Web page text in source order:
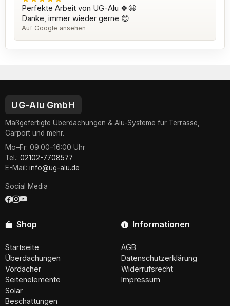
Perfekte Arbeit von UG-Alu 🍀😀
Danke, immer wieder gerne 😊
Auf Google ansehen
UG-Alu GmbH
Maßgefertigte Überdachungen & Alu-Systeme für Terrasse,
Carport und mehr.
Mo–Fr: 09:00–16:00 Uhr
Tel.: 02102-7708577
E-Mail: info@ug-alu.de
Social Media
Shop
Startseite
Überdachungen
Vordächer
Seitenelemente
Solar
Beschattungen
Informationen
AGB
Datenschutzerklärung
Widerrufsrecht
Impressum